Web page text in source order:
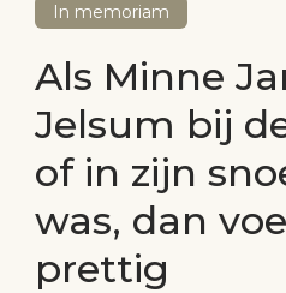
In memoriam
Als Minne
Jelsum bij
of in zijn
was, dan
prettig